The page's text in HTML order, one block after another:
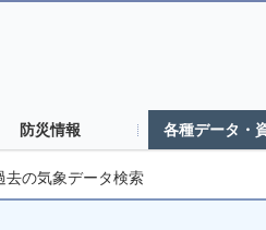
防災情報 各種データ・
去の気象データ検索